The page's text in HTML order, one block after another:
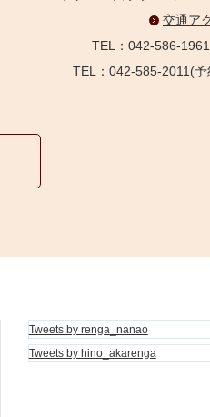
交通ア
TEL：042-586-
TEL：042-585-2011(予
Tweets by renga_nanao
Tweets by hino_akarenga